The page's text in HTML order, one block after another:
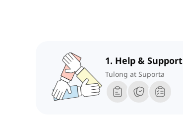
1. Help & Support
Tulong at Suporta